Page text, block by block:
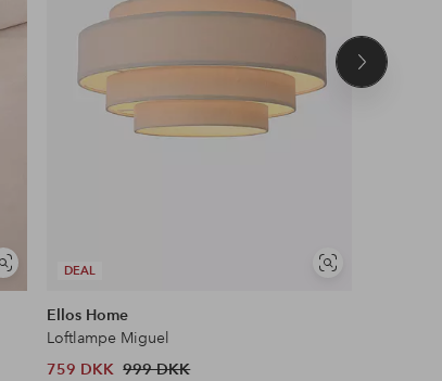
Se
lignende
DEAL
Se
Ellos Home
Loftlampe Miguel
759 DKK 999 DKK
Næste